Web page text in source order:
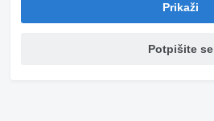
Prikaži
Potpišite se